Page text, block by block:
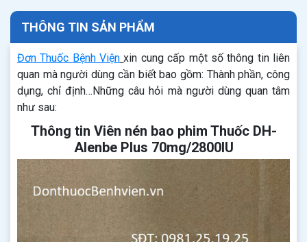
THÔNG TIN SẢN PHẨM
Đơn Thuốc Bệnh Viện xin cung cấp một số thông tin liên
quan mà người dùng cần biết bao gồm: Thành phần, công
dụng, chỉ định…Những câu hỏi mà người dùng quan tâm
như sau:
Thông tin Viên nén bao phim Thuốc DH-
Alenbe Plus 70mg/2800IU